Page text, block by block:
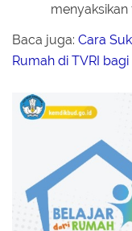
Baca juga: Cara
Rumah di TVRI